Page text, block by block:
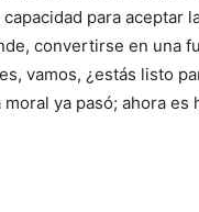
para aceptar
convertirse en una
vamos, ¿estás listo
ya pasó; ahora es